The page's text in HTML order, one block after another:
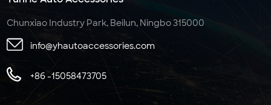
Chunxiao Industry Park, Beilun, Ningbo 315000
info@yhautoaccessories.com
+86 -15058473705